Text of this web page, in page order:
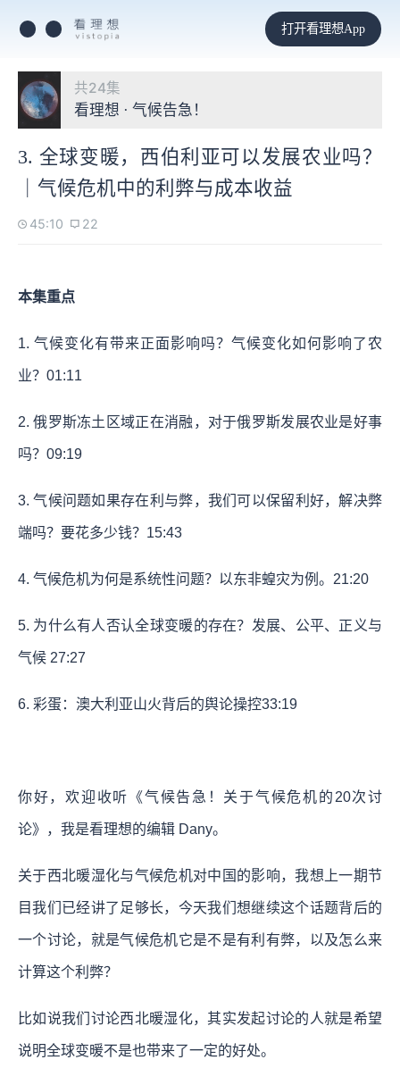
打开看理想App
共24集
看理想 · 气候告急！
3. 全球变暖，西伯利亚可以发展农业吗？
｜气候危机中的利弊与成本收益
45:10 22
本集重点
1. 气候变化有带来正面影响吗？气候变化如何影响了农
业？ 01:11
2. 俄罗斯冻土区域正在消融，对于俄罗斯发展农业是好事
吗？ 09:19
3. 气候问题如果存在利与弊，我们可以保留利好，解决弊
端吗？要花多少钱？ 15:43
4. 气候危机为何是系统性问题？以东非蝗灾为例。 21:20
5. 为什么有人否认全球变暖的存在？发展、公平、正义与
气候 27:27
6. 彩蛋：澳大利亚山火背后的舆论操控33:19
你好，欢迎收听《气候告急！关于气候危机的20次讨
论》，我是看理想的编辑 Dany。
关于西北暖湿化与气候危机对中国的影响，我想上一期节
目我们已经讲了足够长，今天我们想继续这个话题背后的
一个讨论，就是气候危机它是不是有利有弊，以及怎么来
计算这个利弊？
比如说我们讨论西北暖湿化，其实发起讨论的人就是希望
说明全球变暖不是也带来了一定的好处。